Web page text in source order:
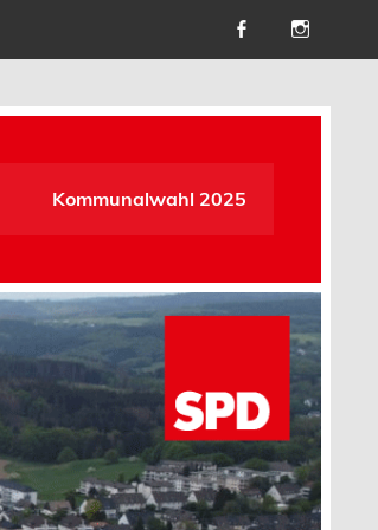
Kommunalwahl 2025